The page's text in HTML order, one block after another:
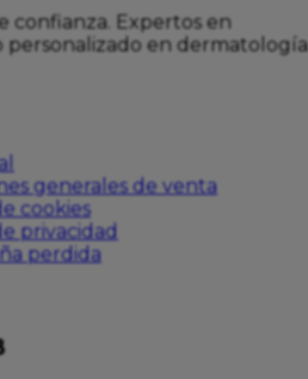
confianza. Expertos en
personalizado en dermatología
generales de venta
cookies
privacidad
perdida